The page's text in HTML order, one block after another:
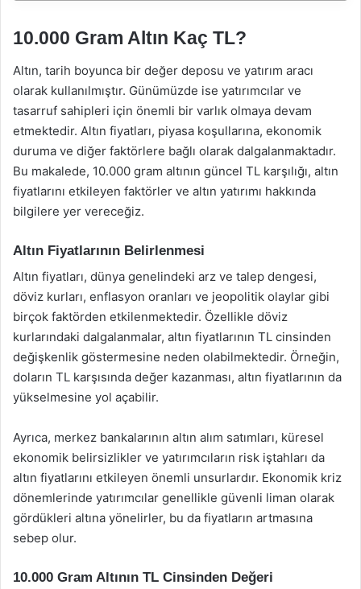
10.000 Gram Altın Kaç TL?
Altın, tarih boyunca bir değer deposu ve yatırım aracı
olarak kullanılmıştır. Günümüzde ise yatırımcılar ve
tasarruf sahipleri için önemli bir varlık olmaya devam
etmektedir. Altın fiyatları, piyasa koşullarına, ekonomik
duruma ve diğer faktörlere bağlı olarak dalgalanmaktadır.
Bu makalede, 10.000 gram altının güncel TL karşılığı, altın
fiyatlarını etkileyen faktörler ve altın yatırımı hakkında
bilgilere yer vereceğiz.
Altın Fiyatlarının Belirlenmesi
Altın fiyatları, dünya genelindeki arz ve talep dengesi,
döviz kurları, enflasyon oranları ve jeopolitik olaylar gibi
birçok faktörden etkilenmektedir. Özellikle döviz
kurlarındaki dalgalanmalar, altın fiyatlarının TL cinsinden
değişkenlik göstermesine neden olabilmektedir. Örneğin,
doların TL karşısında değer kazanması, altın fiyatlarının da
yükselmesine yol açabilir.
Ayrıca, merkez bankalarının altın alım satımları, küresel
ekonomik belirsizlikler ve yatırımcıların risk iştahları da
altın fiyatlarını etkileyen önemli unsurlardır. Ekonomik kriz
dönemlerinde yatırımcılar genellikle güvenli liman olarak
gördükleri altına yönelirler, bu da fiyatların artmasına
sebep olur.
10.000 Gram Altının TL Cinsinden Değeri